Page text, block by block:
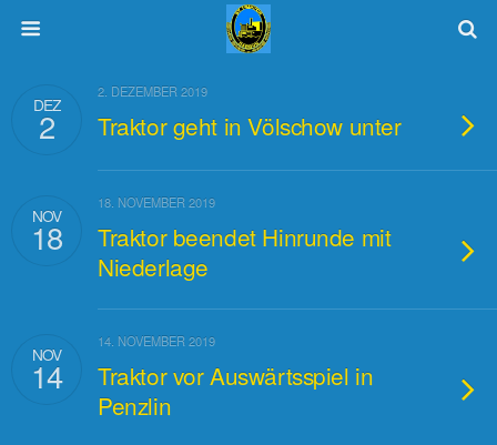
DEZ
2
2. DEZEMBER 2019
Traktor geht in Völschow unter
NOV
18
18. NOVEMBER 2019
Traktor beendet Hinrunde mit
Niederlage
NOV
14
14. NOVEMBER 2019
Traktor vor Auswärtsspiel in
Penzlin